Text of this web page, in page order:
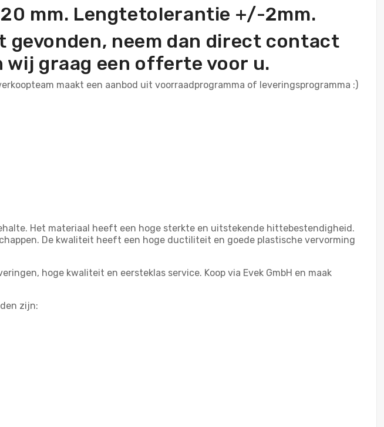
mm. Lengtetolerantie +/-2mm.
neem dan direct contact
wij graag een offerte voor u.
maakt een aanbod uit voorraadprogramma of leveringsprogramma :)
Het materiaal heeft een hoge sterkte en uitstekende hittebestendigheid.
De kwaliteit heeft een hoge ductiliteit en goede plastische vervorming
hoge kwaliteit en eersteklas service. Koop via Evek GmbH en maak
zijn: